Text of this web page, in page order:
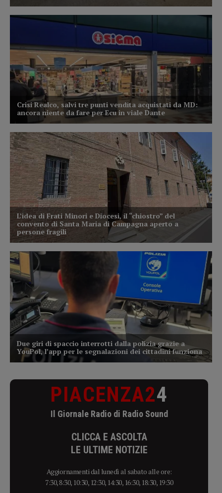
PIACENZA24
Il Giornale Radio di Radio Sound
CLICCA E ASCOLTA
LE ULTIME NOTIZIE
Aggiornamenti dal lunedì al sabato alle ore:
7:30, 8:30, 10:30, 12:30, 14:30, 16:30, 18:30, 19:30